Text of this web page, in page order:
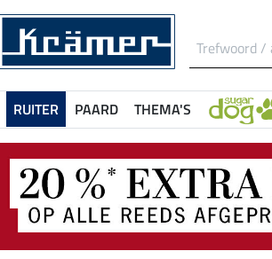
RUITER PAARD THEMA'S